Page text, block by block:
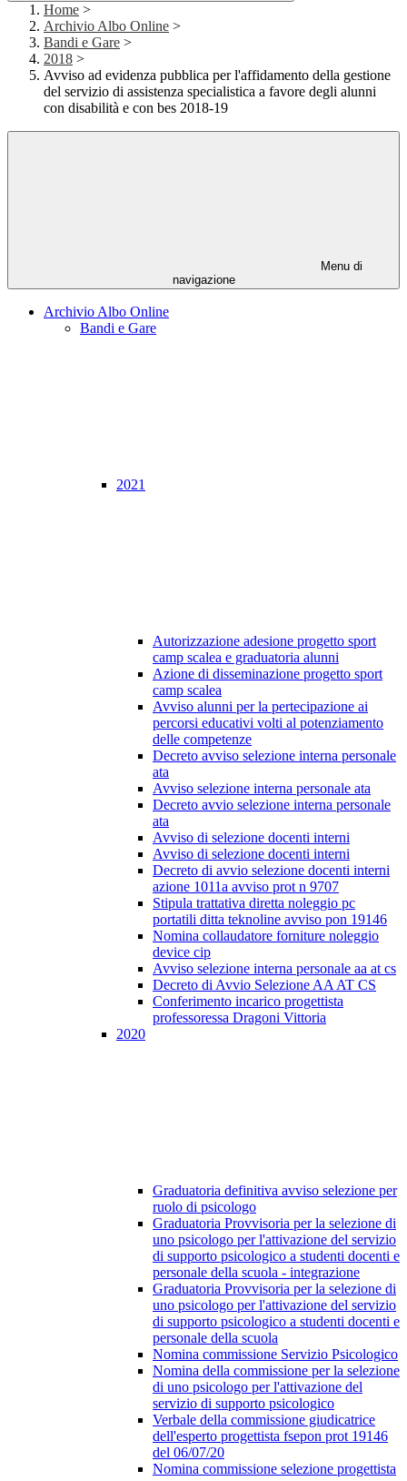
Home >
Archivio Albo Online >
Bandi e Gare >
2018 >
Avviso ad evidenza pubblica per l'affidamento della gestione
del servizio di assistenza specialistica a favore degli alunni
con disabilità e con bes 2018-19
Menu di
navigazione
Archivio Albo Online
Bandi e Gare
2021
Autorizzazione adesione progetto sport
camp scalea e graduatoria alunni
Azione di disseminazione progetto sport
camp scalea
Avviso alunni per la pertecipazione ai
percorsi educativi volti al potenziamento
delle competenze
Decreto avviso selezione interna personale
ata
Avviso selezione interna personale ata
Decreto avvio selezione interna personale
ata
Avviso di selezione docenti interni
Avviso di selezione docenti interni
Decreto di avvio selezione docenti interni
azione 1011a avviso prot n 9707
Stipula trattativa diretta noleggio pc
portatili ditta teknoline avviso pon 19146
Nomina collaudatore forniture noleggio
device cip
Avviso selezione interna personale aa at cs
Decreto di Avvio Selezione AA AT CS
Conferimento incarico progettista
professoressa Dragoni Vittoria
2020
Graduatoria definitiva avviso selezione per
ruolo di psicologo
Graduatoria Provvisoria per la selezione di
uno psicologo per l'attivazione del servizio
di supporto psicologico a studenti docenti e
personale della scuola - integrazione
Graduatoria Provvisoria per la selezione di
uno psicologo per l'attivazione del servizio
di supporto psicologico a studenti docenti e
personale della scuola
Nomina commissione Servizio Psicologico
Nomina della commissione per la selezione
di uno psicologo per l'attivazione del
servizio di supporto psicologico
Verbale della commissione giudicatrice
dell'esperto progettista fsepon prot 19146
del 06/07/20
Nomina commissione selezione progettista